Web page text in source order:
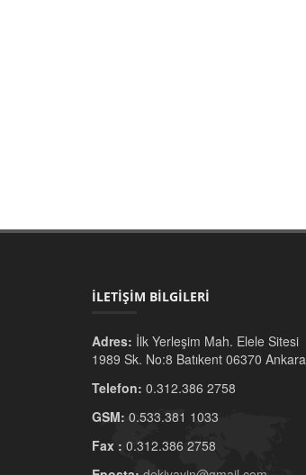
İLETİŞİM BİLGİLERİ
Adres: İlk Yerleşim Mah. Elele Sitesi
1989 Sk. No:8 Batıkent 06370 Ankara
Telefon: 0.312.386 2758
GSM: 0.533.381 1033
Fax : 0.312.386 2758